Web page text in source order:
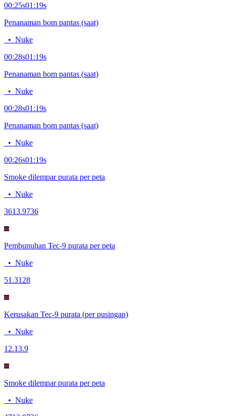
00:25s01:19s
Penanaman bom pantas (saat)
• Nuke
00:28s01:19s
Penanaman bom pantas (saat)
• Nuke
00:28s01:19s
Penanaman bom pantas (saat)
• Nuke
00:26s01:19s
Smoke dilempar purata per peta
• Nuke
3613.9736
Pembunuhan Tec-9 purata per peta
• Nuke
51.3128
Kerusakan Tec-9 purata (per pusingan)
• Nuke
12.13.9
Smoke dilempar purata per peta
• Nuke